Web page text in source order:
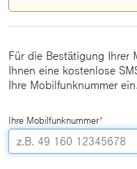
Für die Bestätigung Ihrer
Ihnen eine kostenlose
Ihre Mobilfunknummer ein.
Ihre Mobilfunknummer*